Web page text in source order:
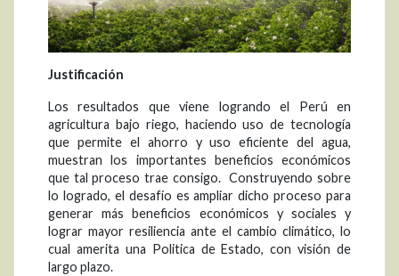
Justificación
Los resultados que viene logrando el Perú en
agricultura bajo riego, haciendo uso de tecnología
que permite el ahorro y uso eficiente del agua,
muestran los importantes beneficios económicos
que tal proceso trae consigo. Construyendo sobre
lo logrado, el desafío es ampliar dicho proceso para
generar más beneficios económicos y sociales y
lograr mayor resiliencia ante el cambio climático, lo
cual amerita una Politica de Estado, con visión de
largo plazo.